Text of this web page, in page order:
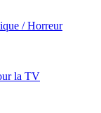
/ Horreur
la TV